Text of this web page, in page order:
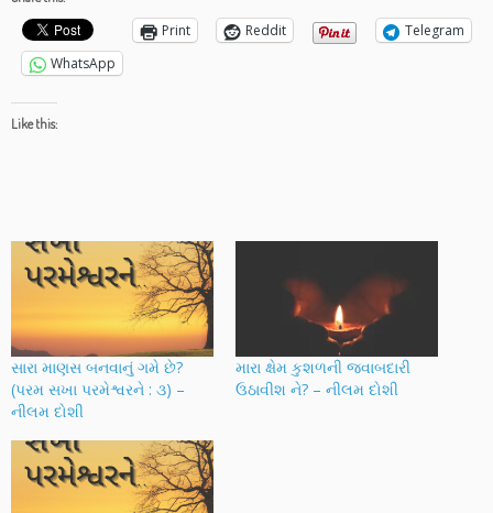
Print Reddit
Telegram
WhatsApp
Like this:
સારા માણસ બનવાનું ગમે છે?
(પરમ સખા પરમેશ્વરને : ૩) –
નીલમ દોશી
મારા ક્ષેમ કુશળની જવાબદારી
ઉઠાવીશ ને? – નીલમ દોશી